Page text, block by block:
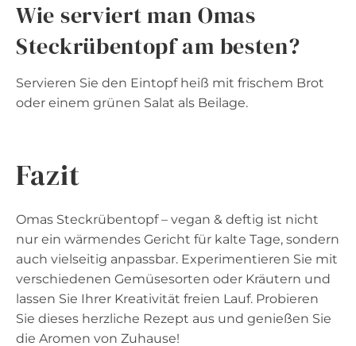
Wie serviert man Omas
Steckrübentopf am besten?
Servieren Sie den Eintopf heiß mit frischem Brot
oder einem grünen Salat als Beilage.
Fazit
Omas Steckrübentopf – vegan & deftig ist nicht
nur ein wärmendes Gericht für kalte Tage, sondern
auch vielseitig anpassbar. Experimentieren Sie mit
verschiedenen Gemüsesorten oder Kräutern und
lassen Sie Ihrer Kreativität freien Lauf. Probieren
Sie dieses herzliche Rezept aus und genießen Sie
die Aromen von Zuhause!